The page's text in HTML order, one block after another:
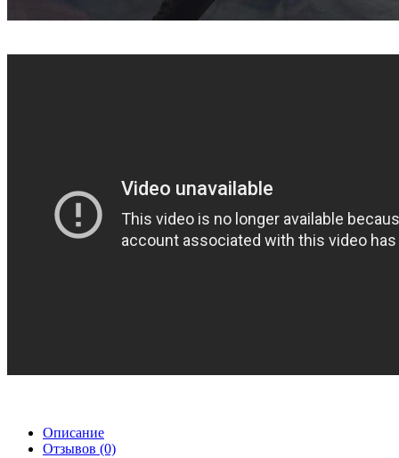
Описание
Отзывов (0)